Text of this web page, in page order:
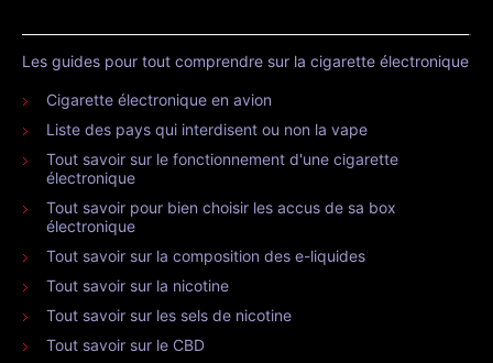
Les guides pour tout comprendre sur la cigarette électronique
Cigarette électronique en avion
Liste des pays qui interdisent ou non la vape
Tout savoir sur le fonctionnement d'une cigarette
électronique
Tout savoir pour bien choisir les accus de sa box
électronique
Tout savoir sur la composition des e-liquides
Tout savoir sur la nicotine
Tout savoir sur les sels de nicotine
Tout savoir sur le CBD